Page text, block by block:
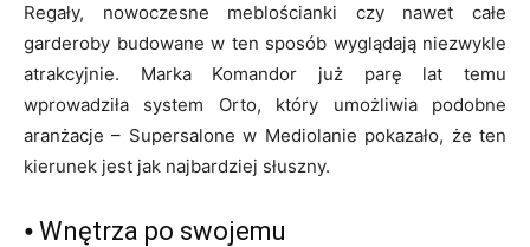
Regały, nowoczesne meblościanki czy nawet całe
garderoby budowane w ten sposób wyglądają niezwykle
atrakcyjnie. Marka Komandor już parę lat temu
wprowadziła system Orto, który umożliwia podobne
aranżacje – Supersalone w Mediolanie pokazało, że ten
kierunek jest jak najbardziej słuszny.
⦁ Wnętrza po swojemu